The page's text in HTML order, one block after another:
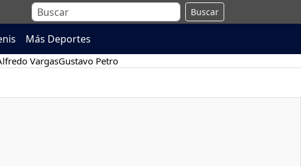
Buscar
Más Deportes
VargasGustavo Petro